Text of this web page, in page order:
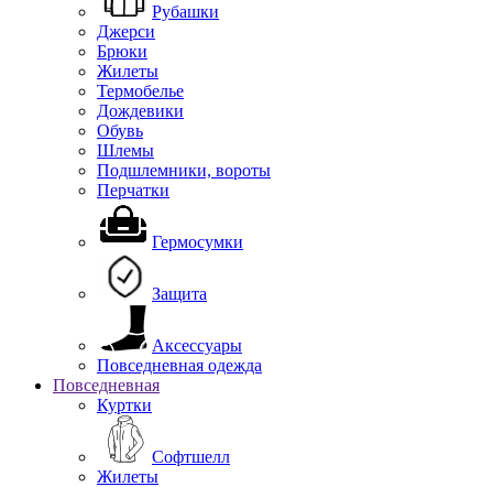
Рубашки
Джерси
Брюки
Жилеты
Термобелье
Дождевики
Обувь
Шлемы
Подшлемники, вороты
Перчатки
Гермосумки
Защита
Аксессуары
Повседневная одежда
Повседневная
Куртки
Софтшелл
Жилеты